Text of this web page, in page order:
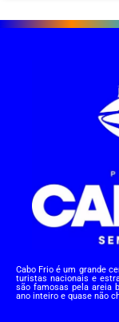
Cabo Frio é um grande
turistas nacionais e
são famosas pela areia
ano inteiro e quase não